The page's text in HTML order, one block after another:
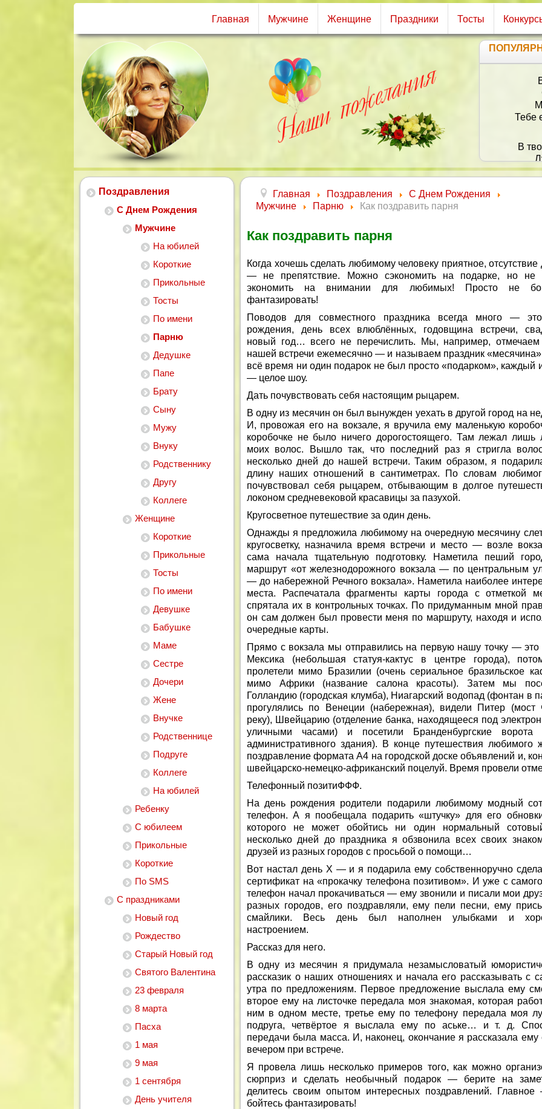
Главная Мужчине Женщине Праздники Тосты
Тебе
В
Поздравления
С Днем Рождения
Мужчине
На юбилей
Короткие
Прикольные
Тосты
По имени
Парню
Дедушке
Папе
Брату
Сыну
Мужу
Внуку
Родственнику
Другу
Коллеге
Женщине
Короткие
Прикольные
Тосты
По имени
Девушке
Бабушке
Маме
Сестре
Дочери
Жене
Внучке
Родственнице
Подруге
Коллеге
На юбилей
Ребенку
С юбилеем
Прикольные
Короткие
По SMS
С праздниками
Новый год
Рождество
Старый Новый год
Святого Валентина
23 февраля
8 марта
Пасха
1 мая
9 мая
1 сентября
День учителя
Главная Поздравления
С Днем Рождения
Мужчине
Парню Как поздравить парня
Как поздравить парня
Когда хочешь сделать любимому человеку приятное, отсутствие
— не препятствие. Можно сэкономить на подарке, но не
экономить на внимании для любимых! Просто не
фантазировать!
Поводов для совместного праздника всегда много —
рождения, день всех влюблённых, годовщина встречи,
новый год… всего не перечислить. Мы, например, отмечаем
нашей встречи ежемесячно — и называем праздник
всё время ни один подарок не был просто «подарком», каждый
— целое шоу.
Дать почувствовать себя настоящим рыцарем.
В одну из месячин он был вынужден уехать в другой город на
И, провожая его на вокзале, я вручила ему маленькую
коробочке не было ничего дорогостоящего. Там лежал лишь
моих волос. Вышло так, что последний раз я стригла
несколько дней до нашей встречи. Таким образом, я
длину наших отношений в сантиметрах. По словам
почувствовал себя рыцарем, отбывающим в долгое
локоном средневековой красавицы за пазухой.
Кругосветное путешествие за один день.
Однажды я предложила любимому на очередную месячину
кругосветку, назначила время встречи и место — возле
сама начала тщательную подготовку. Наметила пеший
маршрут «от железнодорожного вокзала — по центральным
— до набережной Речного вокзала». Наметила наиболее
места. Распечатала фрагменты карты города с отметкой
спрятала их в контрольных точках. По придуманным мной
он сам должен был провести меня по маршруту, находя и
очередные карты.
Прямо с вокзала мы отправились на первую нашу точку —
Мексика (небольшая статуя-кактус в центре города),
пролетели мимо Бразилии (очень сериальное бразильское
мимо Африки (название салона красоты). Затем мы
Голландию (городская клумба), Ниагарский водопад (фонтан в
прогулялись по Венеции (набережная), видели Питер (мост
реку), Швейцарию (отделение банка, находящееся под
уличными часами) и посетили Бранденбургские ворота
административного здания). В конце путешествия любимого
поздравление формата А4 на городской доске объявлений и,
швейцарско-немецко-африканский поцелуй. Время провели
Телефонный позитиФФФ.
На день рождения родители подарили любимому модный
телефон. А я пообещала подарить «штучку» для его
которого не может обойтись ни один нормальный
несколько дней до праздника я обзвонила всех своих
друзей из разных городов с просьбой о помощи…
Вот настал день Х — и я подарила ему собственноручно
сертификат на «прокачку телефона позитивом». И уже с
телефон начал прокачиваться — ему звонили и писали мои
разных городов, его поздравляли, ему пели песни, ему
смайлики. Весь день был наполнен улыбками и
настроением.
Рассказ для него.
В одну из месячин я придумала незамысловатый
рассказик о наших отношениях и начала его рассказывать с
утра по предложениям. Первое предложение выслала ему
второе ему на листочке передала моя знакомая, которая
ним в одном месте, третье ему по телефону передала моя
подруга, четвёртое я выслала ему по аське… и т. д.
передачи была масса. И, наконец, окончание я рассказала ему
вечером при встрече.
Я провела лишь несколько примеров того, как можно
сюрприз и сделать необычный подарок — берите на
делитесь своим опытом интересных поздравлений.
бойтесь фантазировать!